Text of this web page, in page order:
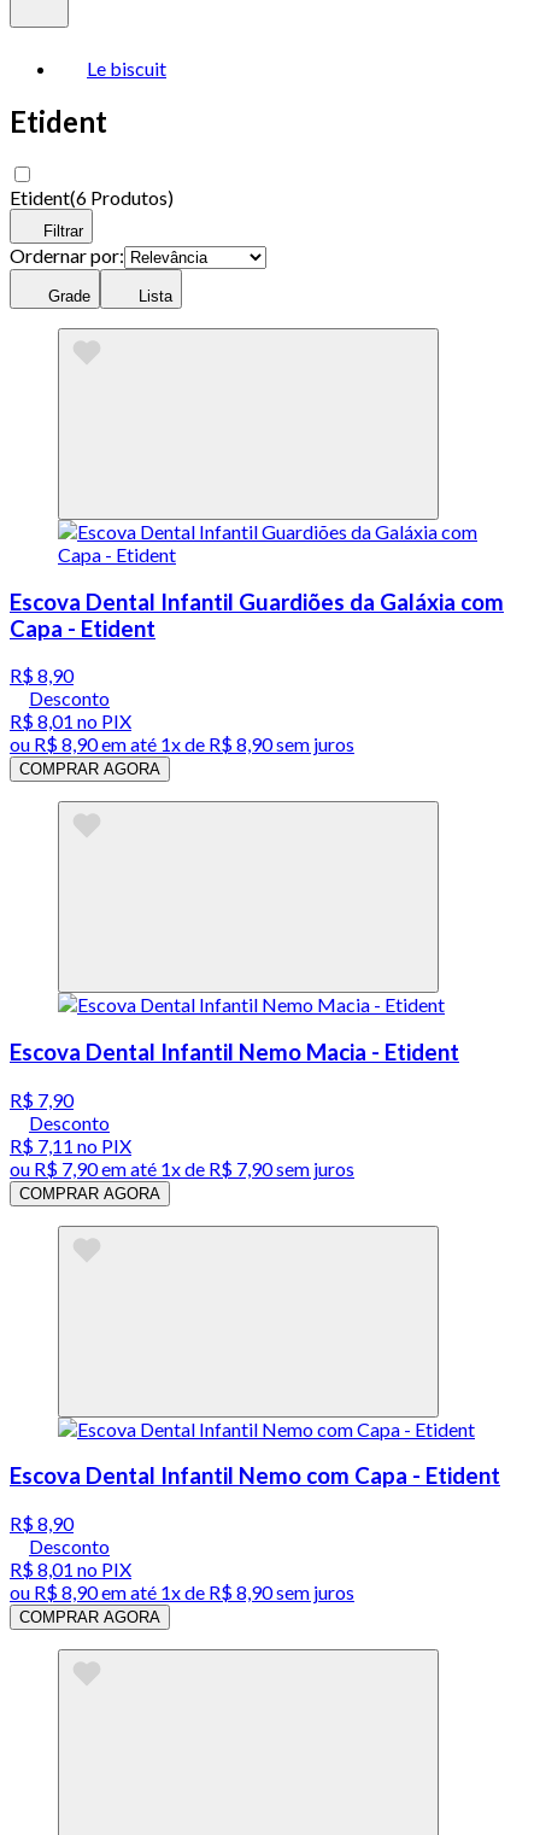
Le biscuit
Etident
Etident(6 Produtos)
Filtrar
Ordernar por:
Grade Lista
Escova Dental Infantil Guardiões da Galáxia com
Capa - Etident
R$ 8,90
Desconto
R$ 8,01 no PIX
ou R$ 8,90em até 1x de R$ 8,90sem juros
COMPRAR AGORA
Escova Dental Infantil Nemo Macia - Etident
R$ 7,90
Desconto
R$ 7,11 no PIX
ou R$ 7,90em até 1x de R$ 7,90sem juros
COMPRAR AGORA
Escova Dental Infantil Nemo com Capa - Etident
R$ 8,90
Desconto
R$ 8,01 no PIX
ou R$ 8,90em até 1x de R$ 8,90sem juros
COMPRAR AGORA